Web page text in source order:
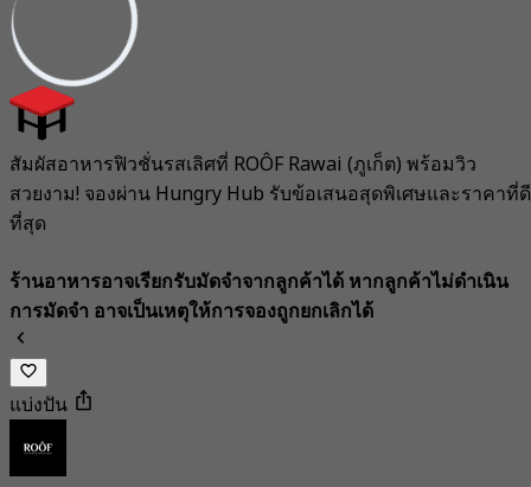
สัมผัสอาหารฟิวชั่นรสเลิศที่ ROÔF Rawai (ภูเก็ต) พร้อมวิว
สวยงาม! จองผ่าน Hungry Hub รับข้อเสนอสุดพิเศษและราคาที่ดี
ที่สุด
ร้านอาหารอาจเรียกรับมัดจำจากลูกค้าได้ หากลูกค้าไม่ดำเนิน
การมัดจำ อาจเป็นเหตุให้การจองถูกยกเลิกได้
แบ่งปัน